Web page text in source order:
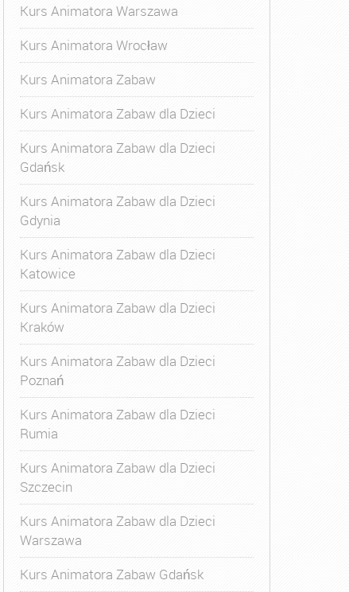
Kurs Animatora Warszawa
Kurs Animatora Wrocław
Kurs Animatora Zabaw
Kurs Animatora Zabaw dla Dzieci
Kurs Animatora Zabaw dla Dzieci
Gdańsk
Kurs Animatora Zabaw dla Dzieci
Gdynia
Kurs Animatora Zabaw dla Dzieci
Katowice
Kurs Animatora Zabaw dla Dzieci
Kraków
Kurs Animatora Zabaw dla Dzieci
Poznań
Kurs Animatora Zabaw dla Dzieci
Rumia
Kurs Animatora Zabaw dla Dzieci
Szczecin
Kurs Animatora Zabaw dla Dzieci
Warszawa
Kurs Animatora Zabaw Gdańsk